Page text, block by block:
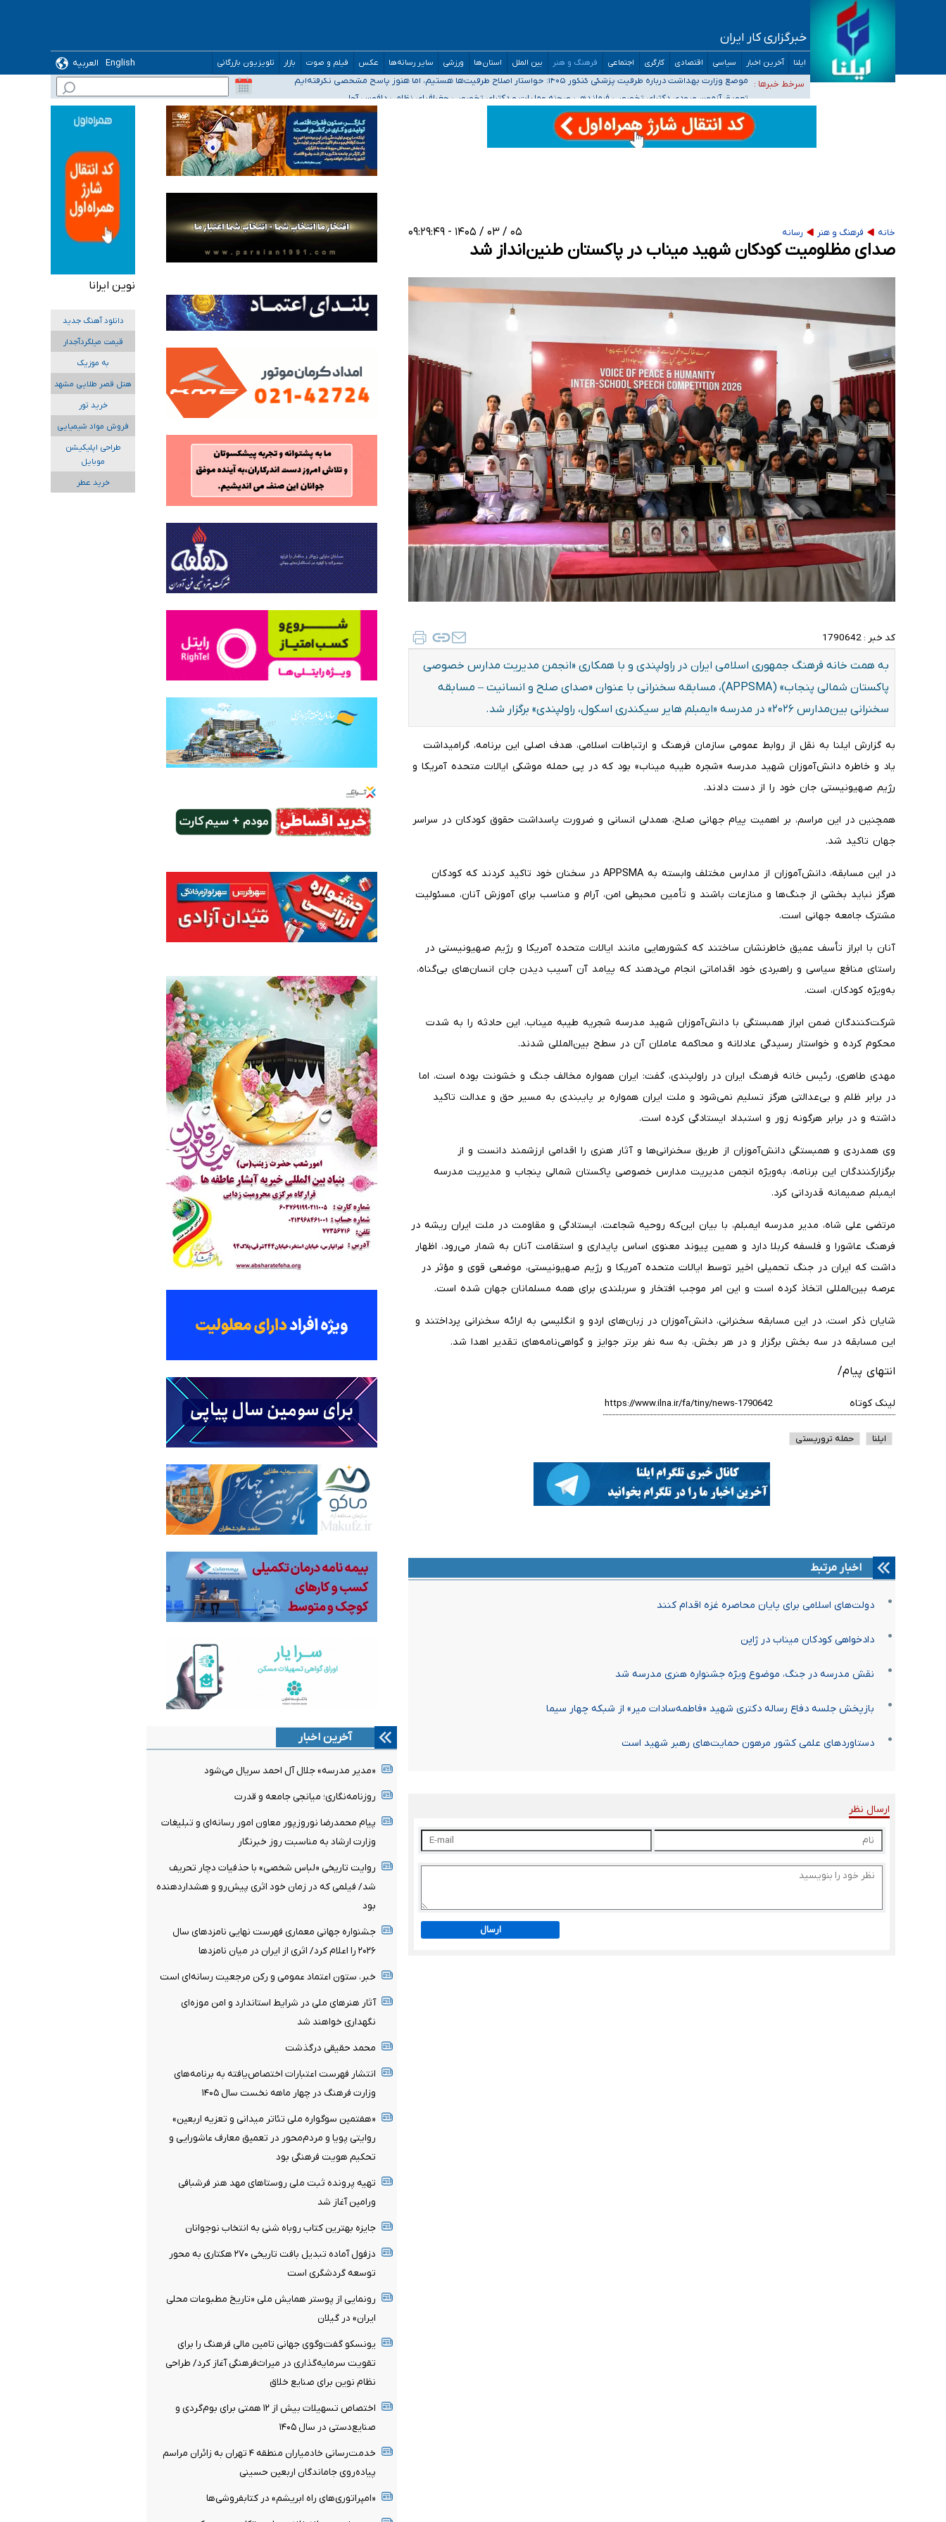
خبرگزاری کار ایران
ایلنا آخرین اخبار سیاسی اقتصادی کارگری اجتماعی فرهنگ و هنر بین الملل استان‌ها ورزشی سایر رسانه‌ها عکس فیلم و صوت بازار تلویزیون بازرگانی English
العربیه
سرخط خبرها :
۴۰ تا ۵۰ روز گرمای نسبی در پیش داریم/ دمای تهران به ۳۸ درجه می‌رسد
موضع وزارت بهداشت درباره ظرفیت پزشکی کنکور ۱۴۰۵: خواستار اصلاح ظرفیت‌ها هستیم، اما هنوز پاسخ مشخصی نگرفته‌ایم
تعویق آزمون ورودی دکترای تخصصی فرماندهی صحنه عملیات و دکترای تخصصی جغرافیای نظامی دافوس آجا
خبرنگاران راویان حقیقت با دغدغه نان، مسکن و بیمه
آخرین وضعیت شیوع عفونت‌های تنفسی در کشور/ خوزستان و کرمان بالاتر از آستانه هشدار
خانه فرهنگ و هنر رسانه ۰۵ / ۰۳ / ۱۴۰۵ - ۰۹:۲۹:۴۹
صدای مظلومیت کودکان شهید میناب در پاکستان طنین‌انداز شد
کد خبر : 1790642
به همت خانه فرهنگ جمهوری اسلامی ایران در راولپندی و با همکاری «انجمن مدیریت مدارس خصوصی
پاکستان شمالی پنجاب» (APPSMA)، مسابقه سخنرانی با عنوان «صدای صلح و انسانیت – مسابقه
سخنرانی بین‌مدارس ۲۰۲۶» در مدرسه «ایمبلم هایر سیکندری اسکول، راولپندی» برگزار شد.
به گزارش ایلنا به نقل از روابط عمومی سازمان فرهنگ و ارتباطات اسلامی، هدف اصلی این برنامه، گرامیداشت
یاد و خاطره دانش‌آموزان شهید مدرسه «شجره طیبه میناب» بود که در پی حمله موشکی ایالات متحده آمریکا و
رژیم صهیونیستی جان خود را از دست دادند.
همچنین در این مراسم، بر اهمیت پیام جهانی صلح، همدلی انسانی و ضرورت پاسداشت حقوق کودکان در سراسر
جهان تاکید شد.
در این مسابقه، دانش‌آموزان از مدارس مختلف وابسته به APPSMA در سخنان خود تاکید کردند که کودکان
هرگز نباید بخشی از جنگ‌ها و منازعات باشند و تأمین محیطی امن، آرام و مناسب برای آموزش آنان، مسئولیت
مشترک جامعه جهانی است.
آنان با ابراز تأسف عمیق خاطرنشان ساختند که کشورهایی مانند ایالات متحده آمریکا و رژیم صهیونیستی در
راستای منافع سیاسی و راهبردی خود اقداماتی انجام می‌دهند که پیامد آن آسیب دیدن جان انسان‌های بی‌گناه،
به‌ویژه کودکان، است.
شرکت‌کنندگان ضمن ابراز همبستگی با دانش‌آموزان شهید مدرسه شجریه طیبه میناب، این حادثه را به شدت
محکوم کرده و خواستار رسیدگی عادلانه و محاکمه عاملان آن در سطح بین‌المللی شدند.
مهدی طاهری، رئیس خانه فرهنگ ایران در راولپندی، گفت: ایران همواره مخالف جنگ و خشونت بوده است، اما
در برابر ظلم و بی‌عدالتی هرگز تسلیم نمی‌شود و ملت ایران همواره بر پایبندی به مسیر حق و عدالت تاکید
داشته و در برابر هرگونه زور و استبداد ایستادگی کرده است.
وی همدردی و همبستگی دانش‌آموزان از طریق سخنرانی‌ها و آثار هنری را اقدامی ارزشمند دانست و از
برگزارکنندگان این برنامه، به‌ویژه انجمن مدیریت مدارس خصوصی پاکستان شمالی پنجاب و مدیریت مدرسه
ایمبلم صمیمانه قدردانی کرد.
مرتضی علی شاه، مدیر مدرسه ایمبلم، با بیان این‌که روحیه شجاعت، ایستادگی و مقاومت در ملت ایران ریشه در
فرهنگ عاشورا و فلسفه کربلا دارد و همین پیوند معنوی اساس پایداری و استقامت آنان به شمار می‌رود، اظهار
داشت که ایران در جنگ تحمیلی اخیر توسط ایالات متحده آمریکا و رژیم صهیونیستی، موضعی قوی و مؤثر در
عرصه بین‌المللی اتخاذ کرده است و این امر موجب افتخار و سربلندی برای همه مسلمانان جهان شده است.
شایان ذکر است، در این مسابقه سخنرانی، دانش‌آموزان در زبان‌های اردو و انگلیسی به ارائه سخنرانی پرداختند و
این مسابقه در سه بخش برگزار و در هر بخش، به سه نفر برتر جوایز و گواهی‌نامه‌های تقدیر اهدا شد.
انتهای پیام/
لینک کوتاه
ایلنا حمله تروریستی
اخبار مرتبط
دولت‌های اسلامی برای پایان محاصره غزه اقدام کنند
دادخواهی کودکان میناب در ژاپن
نقش مدرسه در جنگ، موضوع ویژه جشنواره هنری مدرسه شد
بازپخش جلسه دفاع رساله دکتری شهید «فاطمه‌سادات میر» از شبکه چهار سیما
دستاوردهای علمی کشور مرهون حمایت‌های رهبر شهید است
ارسال نظر
ارسال
آخرین اخبار
«مدیر مدرسه» جلال آل احمد سریال می‌شود
روزنامه‌نگاری؛ میانجی جامعه و قدرت
پیام محمدرضا نوروزپور معاون امور رسانه‌ای و تبلیغات
وزارت ارشاد به مناسبت روز خبرنگار
روایت تاریخی «لباس شخصی» با حذفیات دچار تحریف
شد/ فیلمی که در زمان خود اثری پیش‌رو و هشداردهنده
بود
جشنواره جهانی معماری فهرست نهایی نامزدهای سال
۲۰۲۶ را اعلام کرد/ اثری از ایران در میان نامزدها
خبر، ستون اعتماد عمومی و رکن مرجعیت رسانه‌ای است
آثار هنرهای ملی در شرایط استاندارد و امن موزه‌ای
نگهداری خواهند شد
محمد حقیقی درگذشت
انتشار فهرست اعتبارات اختصاص‌یافته به برنامه‌های
وزارت فرهنگ در چهار ماهه نخست سال ۱۴۰۵
«هفتمین سوگواره ملی تئاتر میدانی و تعزیه اربعین»
روایتی پویا و مردم‌محور در تعمیق معارف عاشورایی و
تحکیم هویت فرهنگی بود
تهیه پرونده ثبت ملی روستاهای مهد هنر فرشبافی
ورامین آغاز شد
جایزه بهترین کتاب روباه شنی به انتخاب نوجوانان
دزفول آماده تبدیل بافت تاریخی ۲۷۰ هکتاری به محور
توسعه گردشگری است
رونمایی از پوستر همایش ملی «تاریخ مطبوعات محلی
ایران» در گیلان
یونسکو گفت‌وگوی جهانی تامین مالی فرهنگ را برای
تقویت سرمایه‌گذاری در میراث‌فرهنگی آغاز کرد/ طراحی
نظام نوین برای صنایع خلاق
اختصاص تسهیلات بیش از ۱۲ همتی برای بوم‌گردی و
صنایع‌دستی در سال ۱۴۰۵
خدمت‌رسانی خادمیاران منطقه ۴ تهران به زائران مراسم
پیاده‌روی جاماندگان اربعین حسینی
«امپراتوری‌های راه ابریشم» در کتابفروشی‌ها
نوین ایرانا
دانلود آهنگ جدید
قیمت میلگردآجدار
به موزیک
هتل قصر طلایی مشهد
خرید تور
فروش مواد شیمیایی
طراحی اپلیکیشن
موبایل
خرید عطر